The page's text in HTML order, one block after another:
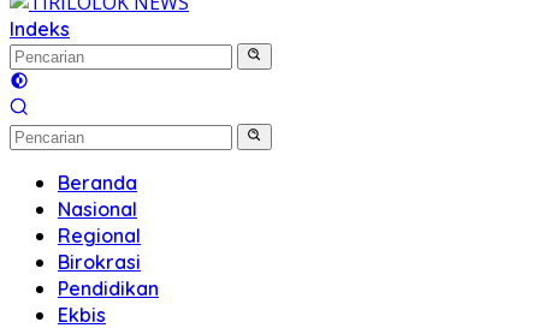
Indeks
Beranda
Nasional
Regional
Birokrasi
Pendidikan
Ekbis